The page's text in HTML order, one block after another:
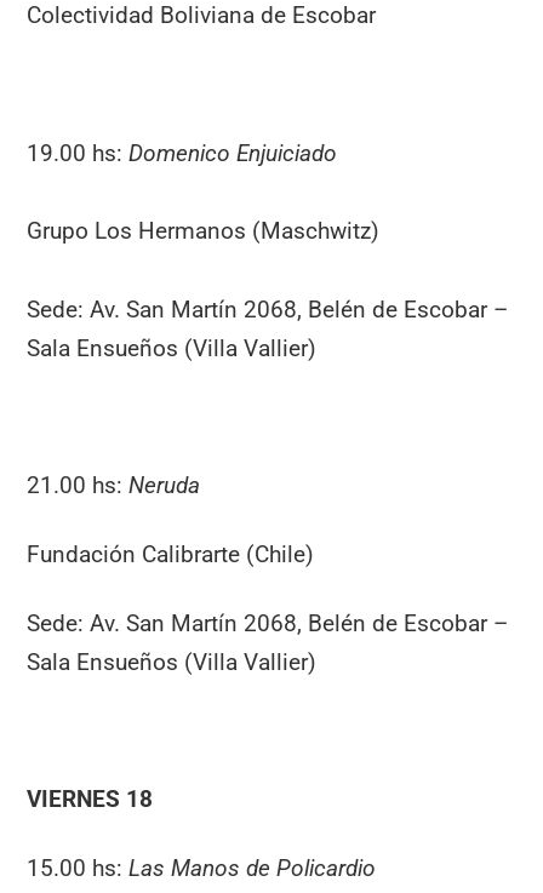
Colectividad Boliviana de Escobar
19.00 hs:Domenico Enjuiciado
Grupo Los Hermanos (Maschwitz)
Sede: Av. San Martín 2068, Belén de Escobar –
Sala Ensueños (Villa Vallier)
21.00 hs:Neruda
Fundación Calibrarte (Chile)
Sede: Av. San Martín 2068, Belén de Escobar –
Sala Ensueños (Villa Vallier)
VIERNES 18
15.00 hs:Las Manos de Policardio